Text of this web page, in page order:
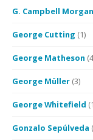
G. Campbell Morgan
George Cutting (1)
George Matheson
George Müller (3)
George Whitefield
Gonzalo Sepúlveda